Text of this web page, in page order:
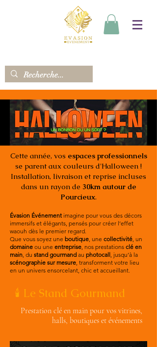
Cette année, vos espaces professionnels
se parent aux couleurs d'Halloween !
Installation, livraison et reprise incluses
dans un rayon de 30km autour de
Pourcieux.
Évasion Événementimagine pour vous des décors
immersifs et élégants, pensés pour créer l’effet
waouh dès le premier regard.
Que vous soyez une boutique , une collectivité , un
domaine ou une entreprise , nos prestations clé en
main , du stand gourmand au photocall , jusqu’à la
scénographie sur mesure , transforment votre lieu
en un univers ensorcelant, chic et accueillant.
🕯️ Le Stand Gourmand
Prestation clé en main pour vos vitrines,
halls, boutiques et événements